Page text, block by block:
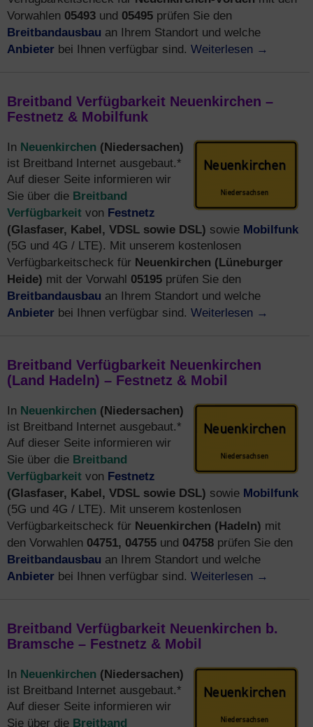
Vorwahlen 05493 und 05495 prüfen Sie den
Breitbandausbau an Ihrem Standort und welche
Anbieter bei Ihnen verfügbar sind. Weiterlesen →
Breitband Verfügbarkeit Neuenkirchen –
Festnetz & Mobilfunk
In Neuenkirchen (Niedersachen)
ist Breitband Internet ausgebaut.*
Auf dieser Seite informieren wir
Sie über die Breitband
Verfügbarkeit von Festnetz
(Glasfaser, Kabel, VDSL sowie DSL) sowie Mobilfunk
(5G und 4G / LTE). Mit unserem kostenlosen
Verfügbarkeitscheck für Neuenkirchen (Lüneburger
Heide) mit der Vorwahl 05195 prüfen Sie den
Breitbandausbau an Ihrem Standort und welche
Anbieter bei Ihnen verfügbar sind. Weiterlesen →
Breitband Verfügbarkeit Neuenkirchen
(Land Hadeln) – Festnetz & Mobil
In Neuenkirchen (Niedersachen)
ist Breitband Internet ausgebaut.*
Auf dieser Seite informieren wir
Sie über die Breitband
Verfügbarkeit von Festnetz
(Glasfaser, Kabel, VDSL sowie DSL) sowie Mobilfunk
(5G und 4G / LTE). Mit unserem kostenlosen
Verfügbarkeitscheck für Neuenkirchen (Hadeln) mit
den Vorwahlen 04751, 04755 und 04758 prüfen Sie den
Breitbandausbau an Ihrem Standort und welche
Anbieter bei Ihnen verfügbar sind. Weiterlesen →
Breitband Verfügbarkeit Neuenkirchen b.
Bramsche – Festnetz & Mobil
In Neuenkirchen (Niedersachen)
ist Breitband Internet ausgebaut.*
Auf dieser Seite informieren wir
Sie über die Breitband